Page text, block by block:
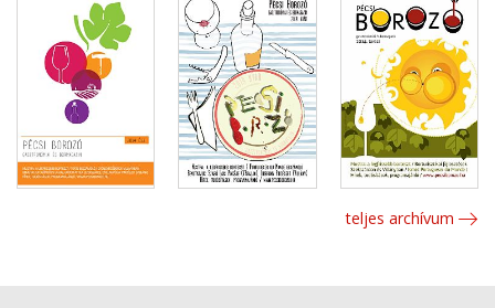
teljes archívum